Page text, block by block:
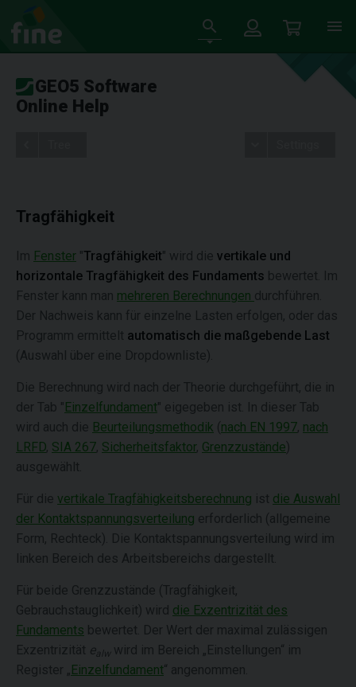
GEO5 Software
Online Help
Tragfähigkeit
Im Fenster "Tragfähigkeit" wird die vertikale und
horizontale Tragfähigkeit des Fundaments bewertet. Im
Fenster kann man mehreren Berechnungen durchführen.
Der Nachweis kann für einzelne Lasten erfolgen, oder das
Programm ermittelt automatisch die maßgebende Last
(Auswahl über eine Dropdownliste).
Die Berechnung wird nach der Theorie durchgeführt, die in
der Tab "Einzelfundament" eigegeben ist. In dieser Tab
wird auch die Beurteilungsmethodik ( nach EN 1997, nach
LRFD, SIA 267, Sicherheitsfaktor, Grenzzustände)
ausgewählt.
Für die vertikale Tragfähigkeitsberechnung ist die Auswahl
der Kontaktspannungsverteilung erforderlich (allgemeine
Form, Rechteck). Die Kontaktspannungsverteilung wird im
linken Bereich des Arbeitsbereichs dargestellt.
Für beide Grenzzustände (Tragfähigkeit,
Gebrauchstauglichkeit) wird die Exzentrizität des
Fundaments bewertet. Der Wert der maximal zulässigen
Exzentrizität ealw wird im Bereich „Einstellungen“ im
Register „Einzelfundament“ angenommen.